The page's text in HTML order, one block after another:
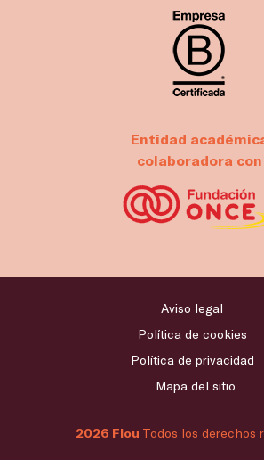
Entidad
colaboradora con
2026 Flou Todos los derechos
Aviso legal
Política de cookies
Política de privacidad
Mapa del sitio